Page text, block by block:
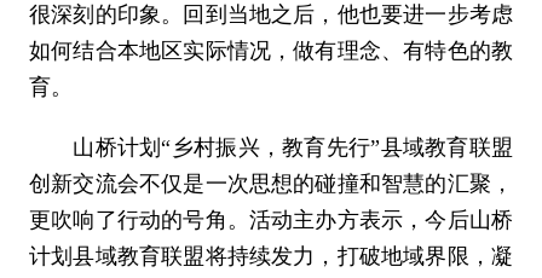
很深刻的印象。回到当地之后，他也要进一步考虑
如何结合本地区实际情况，做有理念、有特色的教
育。
山桥计划“乡村振兴，教育先行”县域教育联盟
创新交流会不仅是一次思想的碰撞和智慧的汇聚，
更吹响了行动的号角。活动主办方表示，今后山桥
计划县域教育联盟将持续发力，打破地域界限，凝